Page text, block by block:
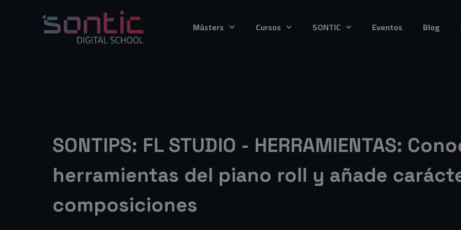
Másters Cursos SONTIC Eventos Blog
SONTIPS: FL Studio – Conoce las
Roll
SONTIPS: FL STUDIO - HERRAMIENTAS:
herramientas del piano roll y añade
composiciones